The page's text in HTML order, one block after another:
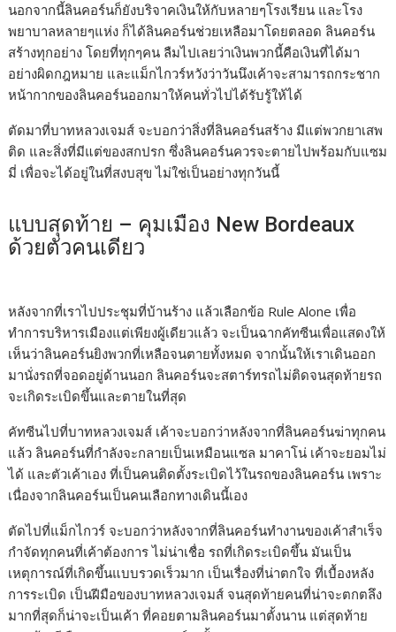
นอกจากนี้ลินคอร์นก็ยังบริจาคเงินให้กับหลายๆโรงเรียน และโรง
พยาบาลหลายๆแห่ง ก็ได้ลินคอร์นช่วยเหลือมาโดยตลอด ลินคอร์น
สร้างทุกอย่าง โดยที่ทุกๆคน ลืมไปเลยว่าเงินพวกนี้คือเงินที่ได้มา
อย่างผิดกฎหมาย และแม็กไกวร์หวังว่าวันนึงเค้าจะสามารถกระชาก
หน้ากากของลินคอร์นออกมาให้คนทั่วไปได้รับรู้ให้ได้
ตัดมาที่บาทหลวงเจมส์ จะบอกว่าสิ่งที่ลินคอร์นสร้าง มีแต่พวกยาเสพ
ติด และสิ่งที่มีแต่ของสกปรก ซึ่งลินคอร์นควรจะตายไปพร้อมกับแซม
มี่ เพื่อจะได้อยู่ในที่สงบสุข ไม่ใช่เป็นอย่างทุกวันนี้
แบบสุดท้าย – คุมเมือง New Bordeaux
ด้วยตัวคนเดียว
หลังจากที่เราไปประชุมที่บ้านร้าง แล้วเลือกข้อ Rule Alone เพื่อ
ทำการบริหารเมืองแต่เพียงผู้เดียวแล้ว จะเป็นฉากคัทซีนเพื่อแสดงให้
เห็นว่าลินคอร์นยิงพวกที่เหลือจนตายทั้งหมด จากนั้นให้เราเดินออก
มานั่งรถที่จอดอยู่ด้านนอก ลินคอร์นจะสตาร์ทรถไม่ติดจนสุดท้ายรถ
จะเกิดระเบิดขึ้นและตายในที่สุด
คัทซีนไปที่บาทหลวงเจมส์ เค้าจะบอกว่าหลังจากที่ลินคอร์นฆ่าทุกคน
แล้ว ลินคอร์นที่กำลังจะกลายเป็นเหมือนแซล มาคาโน่ เค้าจะยอมไม่
ได้ และตัวเค้าเอง ที่เป็นคนติดตั้งระเบิดไว้ในรถของลินคอร์น เพราะ
เนื่องจากลินคอร์นเป็นคนเลือกทางเดินนี้เอง
ตัดไปที่แม็กไกวร์ จะบอกว่าหลังจากที่ลินคอร์นทำงานของเค้าสำเร็จ
กำจัดทุกคนที่เค้าต้องการ ไม่น่าเชื่อ รถที่เกิดระเบิดขึ้น มันเป็น
เหตุการณ์ที่เกิดขึ้นแบบรวดเร็วมาก เป็นเรื่องที่น่าตกใจ ที่เบื้องหลัง
การระเบิด เป็นฝีมือของบาทหลวงเจมส์ จนสุดท้ายคนที่น่าจะตกตลึง
มากที่สุดก็น่าจะเป็นเค้า ที่คอยตามลินคอร์นมาตั้งนาน แต่สุดท้าย